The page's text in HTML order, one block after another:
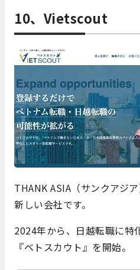
10、Vietscout
THANK ASIA（サンクアジ
新しい会社です。
2024年から、日越転職に特
『ベトスカウト』を開始。